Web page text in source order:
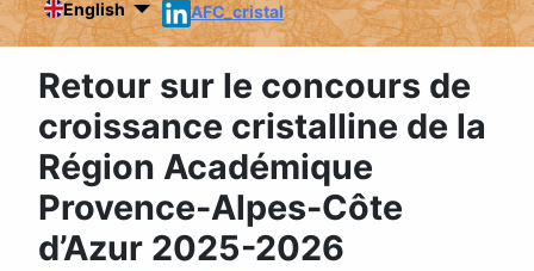
English AFC_cristal
Retour sur le concours de
croissance cristalline de la
Région Académique
Provence-Alpes-Côte
d’Azur 2025-2026